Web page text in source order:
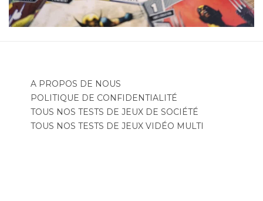
A PROPOS DE NOUS
POLITIQUE DE CONFIDENTIALITÉ
TOUS NOS TESTS DE JEUX DE SOCIÉTÉ
TOUS NOS TESTS DE JEUX VIDÉO MULTI